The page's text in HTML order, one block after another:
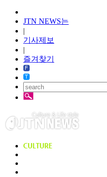
JTN NEWS는
|
기사제보
|
즐겨찾기